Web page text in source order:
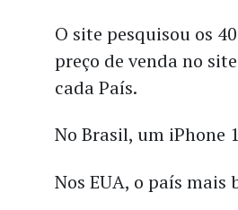
O site pesquisou os
preço de venda no
cada País.
No Brasil, um iPhone
Nos EUA, o país mais